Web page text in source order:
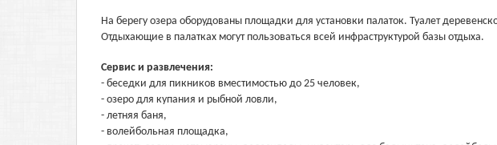
На берегу озера оборудованы площадки для установки палаток. Туалет
Отдыхающие в палатках могут пользоваться всей инфраструктурой базы отдыха.
Сервис и развлечения:
- беседки для пикников вместимостью до 25 человек,
- озеро для купания и рыбной ловли,
- летняя баня,
- волейбольная площадка,